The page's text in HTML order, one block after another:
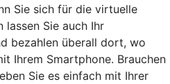
Sie sich für die virtuelle
lassen Sie auch Ihr
bezahlen überall dort, wo
Ihrem Smartphone. Brauchen
Sie es einfach mit Ihrer